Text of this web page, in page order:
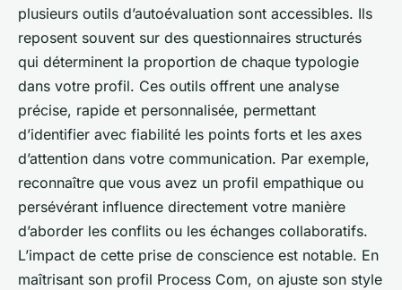
plusieurs outils d’autoévaluation sont accessibles. Ils
reposent souvent sur des questionnaires structurés
qui déterminent la proportion de chaque typologie
dans votre profil. Ces outils offrent une analyse
précise, rapide et personnalisée, permettant
d’identifier avec fiabilité les points forts et les axes
d’attention dans votre communication. Par exemple,
reconnaître que vous avez un profil empathique ou
persévérant influence directement votre manière
d’aborder les conflits ou les échanges collaboratifs.
L’impact de cette prise de conscience est notable. En
maîtrisant son profil Process Com, on ajuste son style